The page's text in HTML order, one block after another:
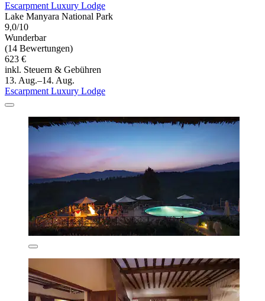
Escarpment Luxury Lodge
Lake Manyara National Park
9,0/10
Wunderbar
(14 Bewertungen)
623 €
inkl. Steuern & Gebühren
13. Aug.–14. Aug.
Escarpment Luxury Lodge